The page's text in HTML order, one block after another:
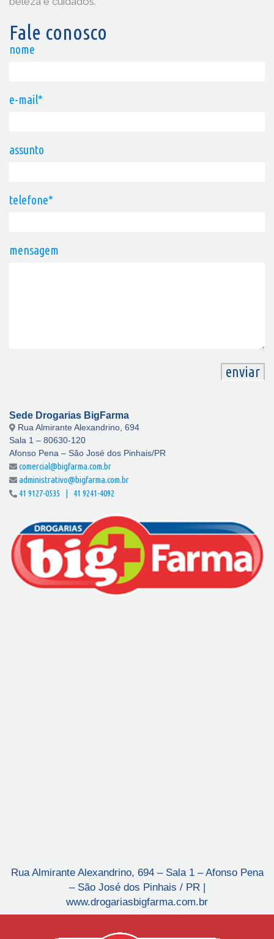
Fale conosco
nome
e-mail*
assunto
telefone*
mensagem
Sede Drogarias BigFarma
Rua Almirante Alexandrino, 694
Sala 1 – 80630-120
Afonso Pena – São José dos Pinhais/PR
comercial@bigfarma.com.br
administrativo@bigfarma.com.br
41 9127-0535 | 41 9241-4092
Rua Almirante Alexandrino, 694 – Sala 1 – Afonso Pena
– São José dos Pinhais / PR |
www.drogariasbigfarma.com.br